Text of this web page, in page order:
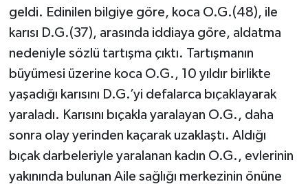
geldi. Edinilen bilgiye göre, koca O.G.(48), ile
karısı D.G.(37), arasında iddiaya göre, aldatma
nedeniyle sözlü tartışma çıktı. Tartışmanın
büyümesi üzerine koca O.G., 10 yıldır birlikte
yaşadığı karısını D.G.’yi defalarca bıçaklayarak
yaraladı. Karısını bıçakla yaralayan O.G., daha
sonra olay yerinden kaçarak uzaklaştı. Aldığı
bıçak darbeleriyle yaralanan kadın O.G., evlerinin
yakınında bulunan Aile sağlığı merkezinin önüne